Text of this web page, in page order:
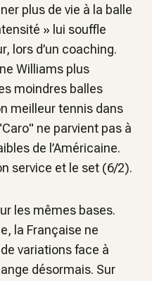
plus de vie à la balle
» lui souffle
lors d’un coaching.
Williams plus
moindres balles
meilleur tennis dans
ne parvient pas à
de l’Américaine.
service et le set (6/2).
les mêmes bases.
la Française ne
variations face à
désormais. Sur